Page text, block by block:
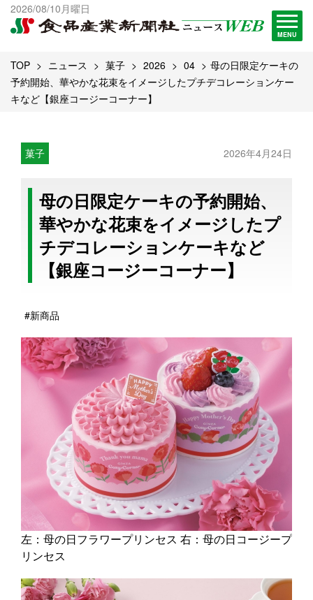
2026/08/10月曜日
MENU
出版物一覧へ
試読・購読申し込み
TOP ニュース 菓子 2026 04
母の日限定ケーキの
予約開始、華やかな花束をイメージしたプチデコレーションケー
キなど【銀座コージーコーナー】
菓子 2026年4月24日
母の日限定ケーキの予約開始、
華やかな花束をイメージしたプ
チデコレーションケーキなど
【銀座コージーコーナー】
#新商品
左：母の日フラワープリンセス 右：母の日コージープ
リンセス